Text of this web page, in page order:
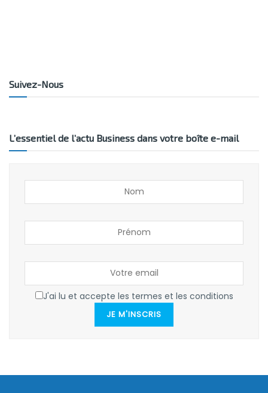
Suivez-Nous
L’essentiel de l’actu Business dans votre boîte e-mail
J'ai lu et accepte les termes et les conditions
JE M'INSCRIS